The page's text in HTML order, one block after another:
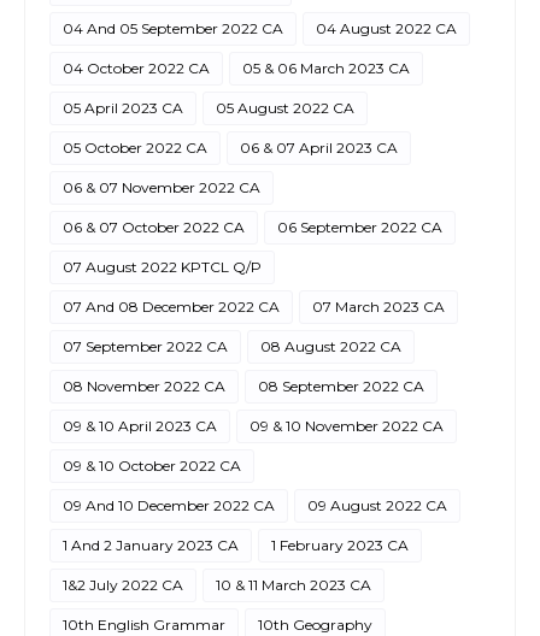
04 And 05 September 2022 CA 04 August 2022 CA
04 October 2022 CA 05 & 06 March 2023 CA
05 April 2023 CA 05 August 2022 CA
05 October 2022 CA 06 & 07 April 2023 CA
06 & 07 November 2022 CA
06 & 07 October 2022 CA 06 September 2022 CA
07 August 2022 KPTCL Q/P
07 And 08 December 2022 CA 07 March 2023 CA
07 September 2022 CA 08 August 2022 CA
08 November 2022 CA 08 September 2022 CA
09 & 10 April 2023 CA 09 & 10 November 2022 CA
09 & 10 October 2022 CA
09 And 10 December 2022 CA 09 August 2022 CA
1 And 2 January 2023 CA 1 February 2023 CA
1&2 July 2022 CA 10 & 11 March 2023 CA
10th English Grammar 10th Geography